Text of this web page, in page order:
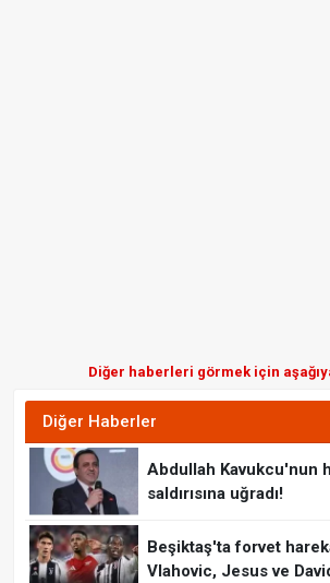
Diğer haberleri görmek için
Diğer Haberler
Abdullah Kavukcu'nun
saldırısına uğradı!
Beşiktaş'ta forvet
Vlahovic, Jesus ve